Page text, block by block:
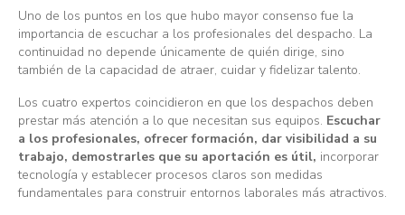
Uno de los puntos en los que hubo mayor consenso fue la
importancia de escuchar a los profesionales del despacho. La
continuidad no depende únicamente de quién dirige, sino
también de la capacidad de atraer, cuidar y fidelizar talento.
Los cuatro expertos coincidieron en que los despachos deben
prestar más atención a lo que necesitan sus equipos. Escuchar
a los profesionales, ofrecer formación, dar visibilidad a su
trabajo, demostrarles que su aportación es útil, incorporar
tecnología y establecer procesos claros son medidas
fundamentales para construir entornos laborales más atractivos.